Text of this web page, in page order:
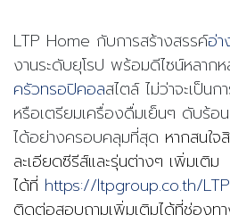
LTP Home กับการสร้างสรรค์อ่า
งานระดับยุโรป พร้อมดีไซน์หลาก
ครัวทรอปิคอลสไตล์ไม่ว่าจะเป็นก
หรือเตรียมเครื่องดื่มเย็นๆ ดับร้อ
ได้อย่างครอบคลุมที่สุด หากสนใจ
ละเอียดซีรีส์และรุ่นต่างๆ เพิ่มเติม
ได้ที่ https://ltpgroup.co.th/
ติดต่อสอบถามเพิ่มเติมได้ที่ช่องท